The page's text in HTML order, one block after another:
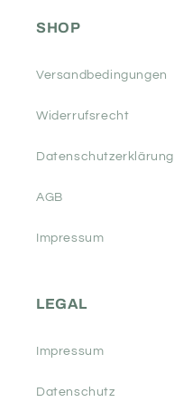
SHOP
Versandbedingungen
Widerrufsrecht
Datenschutzerklärung
AGB
Impressum
LEGAL
Impressum
Datenschutz